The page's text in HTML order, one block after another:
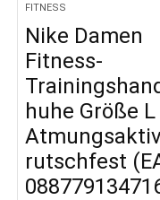
FITNESS
Nike Damen
Fitness-
huhe Größe
rutschfest